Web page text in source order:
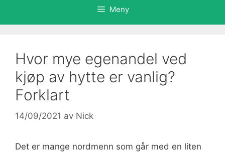
Meny
Hvor mye egenandel ved
kjøp av hytte er vanlig?
Forklart
14/09/2021 av Nick
Det er mange nordmenn som går med en liten